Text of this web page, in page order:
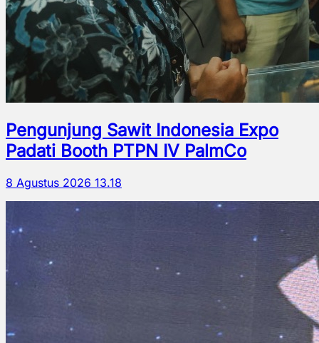
Pengunjung Sawit Indonesia Expo
Padati Booth PTPN IV PalmCo
8 Agustus 2026 13.18